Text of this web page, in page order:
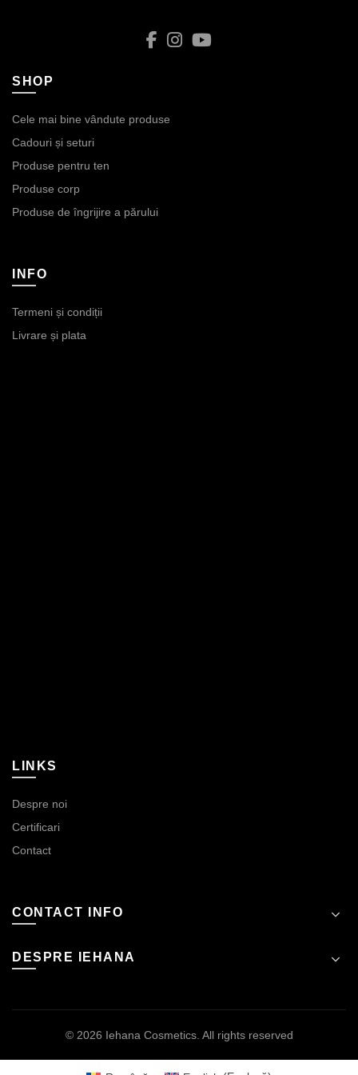
SHOP
Cele mai bine vândute produse
Cadouri și seturi
Produse pentru ten
Produse corp
Produse de îngrijire a părului
INFO
Termeni și condiții
Livrare și plata
LINKS
Despre noi
Certificari
Contact
CONTACT INFO
DESPRE IEHANA
© 2026 Iehana Cosmetics. All rights reserved